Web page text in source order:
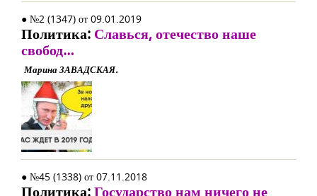
● №2 (1347) от 09.01.2019
Политика: Славься, отечество наше
свобод…
Марина ЗАВАДСКАЯ.
● №45 (1338) от 07.11.2018
Политика:Государство нам ничего не